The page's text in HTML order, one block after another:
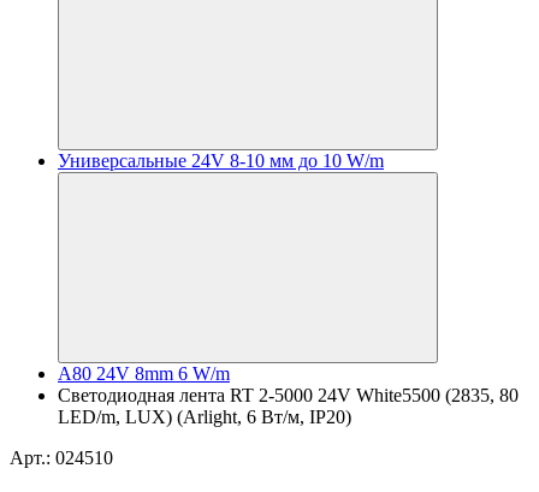
Универсальные 24V 8-10 мм до 10 W/m
A80 24V 8mm 6 W/m
Светодиодная лента RT 2-5000 24V White5500 (2835, 80
LED/m, LUX) (Arlight, 6 Вт/м, IP20)
Арт.: 024510